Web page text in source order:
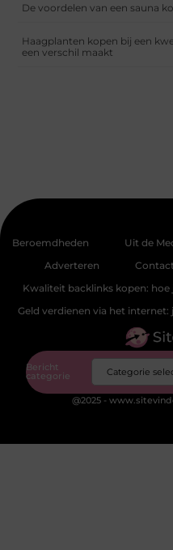
De voordelen van een sauna
Haagplanten kopen bij een
een verschil maakt
Beroemdheden Uit de
Adverteren
Contact
Kwaliteit backlinks kopen:
Geld verdienen via het
Bericht
categorie
@2025 -